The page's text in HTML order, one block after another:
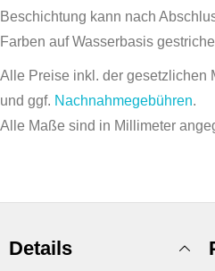
Beschichtung kann nach
Farben auf Wasserbasis
Alle Preise inkl. der gesetzlichen
und ggf. Nachnahmegebühren.
Alle Maße sind in Millimeter
Details